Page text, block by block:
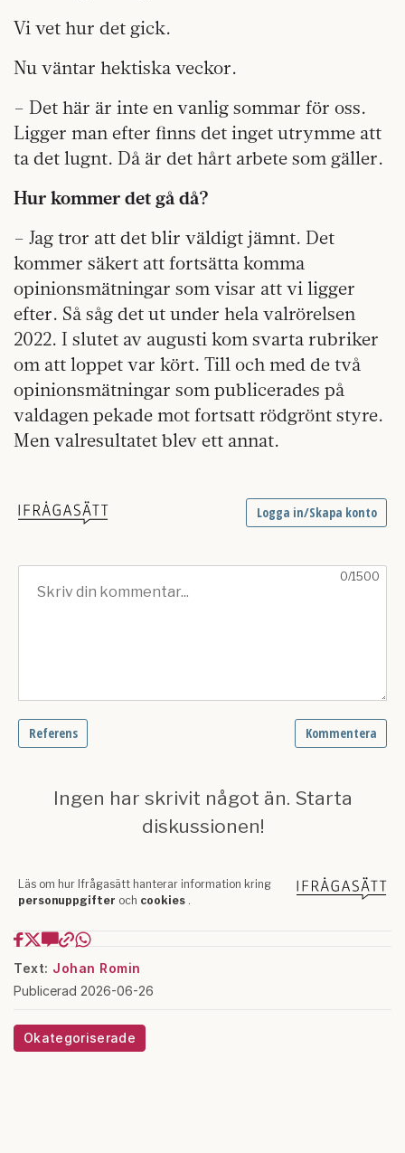
Vi vet hur det gick.
Nu väntar hektiska veckor.
– Det här är inte en vanlig sommar för oss.
Ligger man efter finns det inget utrymme att
ta det lugnt. Då är det hårt arbete som gäller.
Hur kommer det gå då?
– Jag tror att det blir väldigt jämnt. Det
kommer säkert att fortsätta komma
opinionsmätningar som visar att vi ligger
efter. Så såg det ut under hela valrörelsen
2022. I slutet av augusti kom svarta rubriker
om att loppet var kört. Till och med de två
opinionsmätningar som publicerades på
valdagen pekade mot fortsatt rödgrönt styre.
Men valresultatet blev ett annat.
Text: Johan Romin
Publicerad 2026-06-26
Okategoriserade